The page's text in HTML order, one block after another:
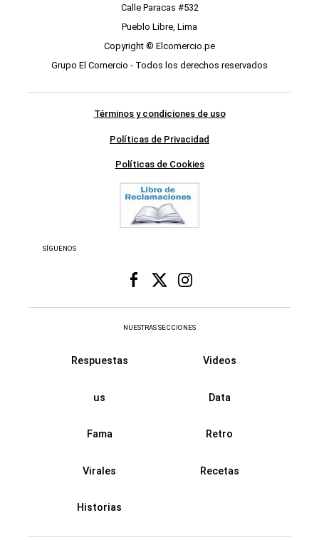
Calle Paracas #532
Pueblo Libre, Lima
Copyright © Elcomercio.pe
Grupo El Comercio - Todos los derechos reservados
Términos y condiciones de uso
Políticas de Privacidad
Políticas de Cookies
SÍGUENOS
NUESTRAS SECCIONES
Respuestas Videos
us Data
Fama Retro
Virales Recetas
Historias